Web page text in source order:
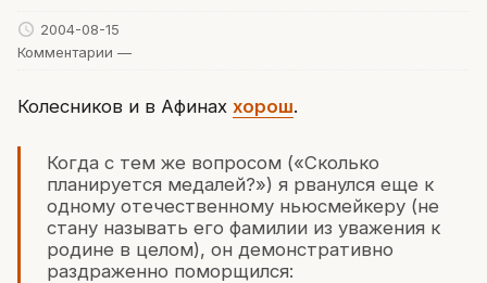
2004-08-15
Комментарии —
Колесников и в Афинах хорош.
Когда с тем же вопросом («Сколько
планируется медалей?») я рванулся еще к
одному отечественному ньюсмейкеру (не
стану называть его фамилии из уважения к
родине в целом), он демонстративно
раздраженно поморщился: